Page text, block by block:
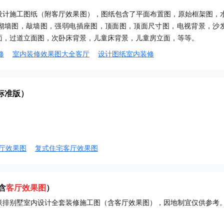
施工图纸（附客厅效果图），图纸包含了平面布置图，原始框架图，
墙图，敲墙图，强弱电插座图，顶面图，顶面尺寸图，电视背景，沙
过道立面图，次卧床背景，儿童床背景，儿童房立面，等等。
室内装修效果图大全客厅 设计图纸室内装修
版）
效果图 复式住宅客厅效果图
客厅效果图 ）
别墅室内设计全套装修施工图（含客厅效果图），因地制宜仅供参考